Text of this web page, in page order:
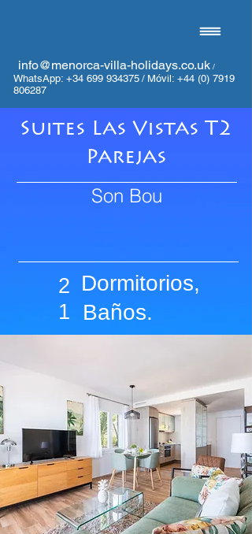
info@menorca-villa-holidays.co.uk /
WhatsApp: +34 699 934375 / Móvil: +44 (0) 7919
806287
Suites Las Vistas T2
Parejas
Son Bou
2
1
Dormitorios,
Baños.